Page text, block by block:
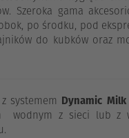
Szeroka gama
po środku, pod
do kubków oraz
systemem Dynamic Milk
wodnym z sieci lub z